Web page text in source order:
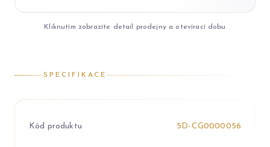
Kliknutím zobrazíte detail prodejny a otevírací dobu
SPECIFIKACE
Kód produktu 5D-CG0000056